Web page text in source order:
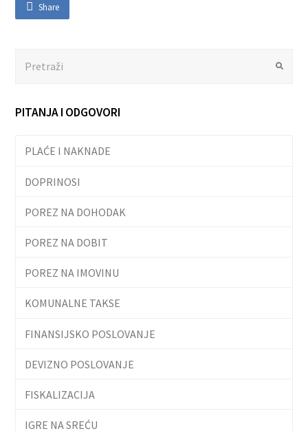
Share
Submit
PITANJA I ODGOVORI
PLAĆE I NAKNADE
DOPRINOSI
POREZ NA DOHODAK
POREZ NA DOBIT
POREZ NA IMOVINU
KOMUNALNE TAKSE
FINANSIJSKO POSLOVANJE
DEVIZNO POSLOVANJE
FISKALIZACIJA
IGRE NA SREĆU